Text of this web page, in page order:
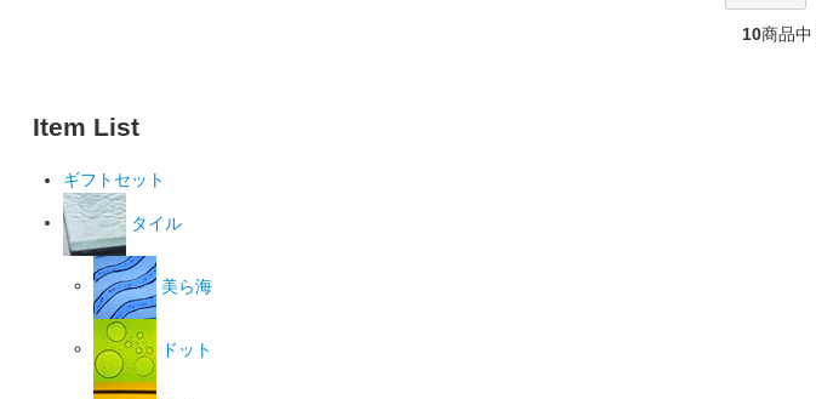
10商品中
Item List
ギフトセット
タイル
美ら海
ドット